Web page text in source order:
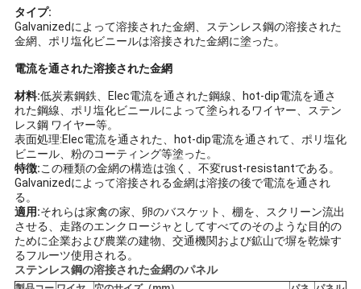
求
し
な
さ
い
地
図
タイプ:
Galvanizedによって溶接された金網、ステンレス鋼の溶接された
金網、ポリ塩化ビニールは溶接された金網に塗った。
電流を通された溶接された金網
材料:低炭素鋼鉄、Elec電流を通された鋼線、hot-dip電流を通さ
れた鋼線、ポリ塩化ビニールによって塗られるワイヤー、ステン
レス鋼 ワイヤー等。
表面処理:Elec電流を通された、hot-dip電流を通されて、ポリ塩化
ビニール、粉のコーティング等塗った。
特徴:この種類の金網の構造は強く、不変rust-resistantである。
Galvanizedによって溶接される金網は溶接の後で電流を通され
る。
適用:それらは家禽の家、卵のバスケット、棚を、スクリーン流出
させる、走路のエンクロージャとしてすべてのそのような目的の
ために企業および農業の建物、交通機関および鉱山で塀を乾燥す
るフルーツ使用される。
ステンレス鋼の溶接された金網のパネル